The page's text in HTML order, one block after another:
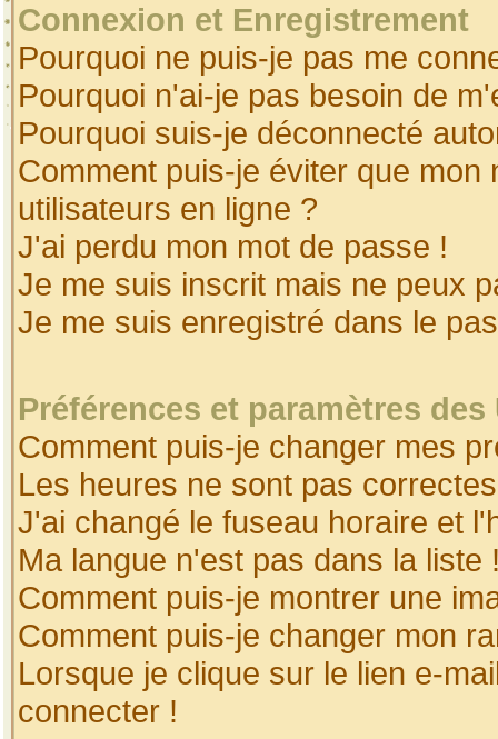
Connexion et Enregistrement
Pourquoi ne puis-je pas me
Pourquoi n'ai-je pas besoin de
Pourquoi suis-je déconnecté
Comment puis-je éviter que
utilisateurs en ligne ?
J'ai perdu mon mot de passe !
Je me suis inscrit mais ne peux
Je me suis enregistré dans le
Préférences et paramètres
Comment puis-je changer mes
Les heures ne sont pas
J'ai changé le fuseau horaire et
Ma langue n'est pas dans la liste
Comment puis-je montrer une
Comment puis-je changer mon
Lorsque je clique sur le lien e-
connecter !